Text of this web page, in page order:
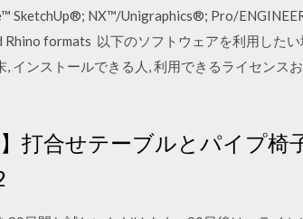
SketchUp®; NX™/Unigraphics®; Pro/
formats 以下のソフトウェアを利用した
インストールできる人, 利用できるライセンス
打合せテーブルとパイプ椅